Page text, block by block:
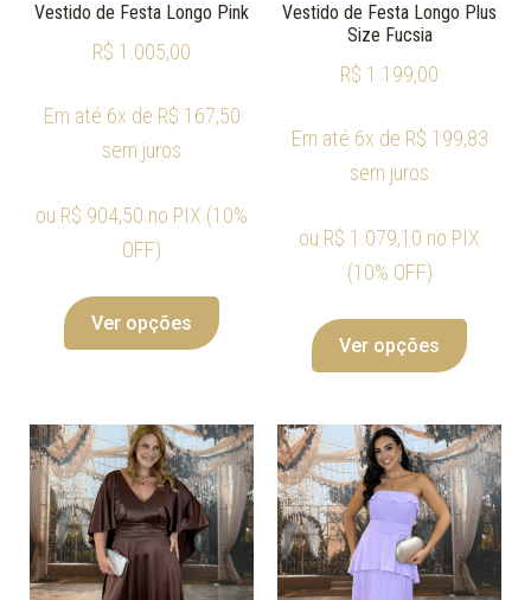
Vestido de Festa Longo Pink
R$ 1.005,00
Em até 6x de R$ 167,50
sem juros
ou R$ 904,50 no PIX (10%
OFF)
Ver opções
Vestido de Festa Longo Plus
Size Fucsia
R$ 1.199,00
Em até 6x de R$ 199,83
sem juros
ou R$ 1.079,10 no PIX
(10% OFF)
Ver opções